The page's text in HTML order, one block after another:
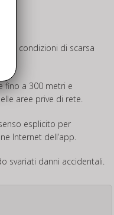
in condizioni di scarsa
fino a 300 metri e
aree prive di rete.
esplicito per
Internet dell’app.
svariati danni accidentali.